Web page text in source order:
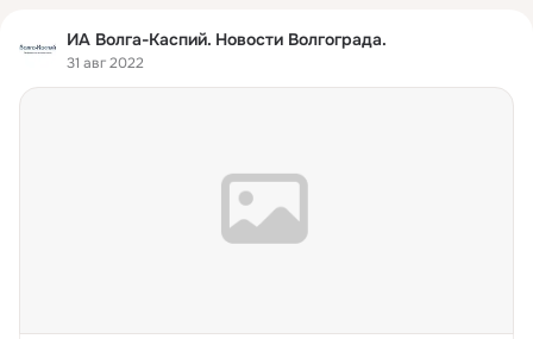
ИА Волга-Каспий. Новости Волгограда.
31 авг 2022